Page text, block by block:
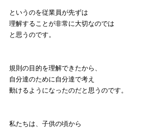
というのを従業員が先ずは
理解することが非常に大切なのでは
と思うのです。
規則の目的を理解できたから、
自分達のために自分達で考え
動けるようになったのだと思うのです。
私たちは、子供の頃から